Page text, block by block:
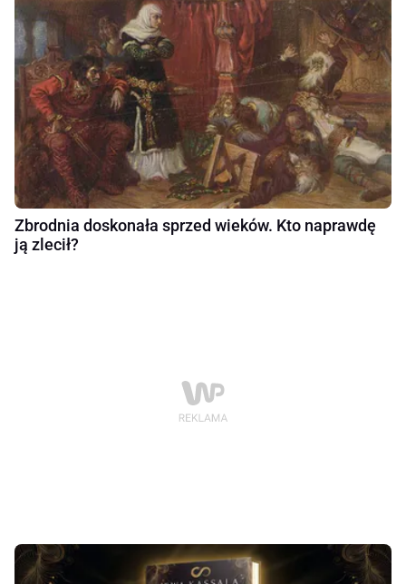
Zbrodnia doskonała sprzed wieków. Kto naprawdę
ją zlecił?